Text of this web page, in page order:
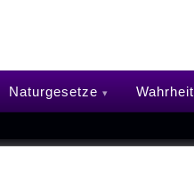
Naturgesetze Wahrheit